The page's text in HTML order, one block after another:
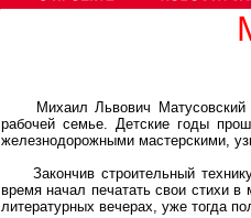
Михаил Львович Матусовский
рабочей семье. Детские годы
железнодорожными мастерскими,
Закончив строительный
время начал печатать свои стихи
литературных вечерах, уже тогда